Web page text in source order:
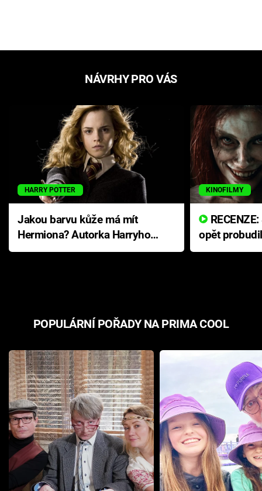
NÁVRHY PRO VÁS
HARRY POTTER
Jakou barvu kůže má mít
Hermiona? Autorka Harryho
Pottera přišla s ráznou
KINOFILMY
opět
přichází s
POPULÁRNÍ POŘADY NA PRIMA COOL